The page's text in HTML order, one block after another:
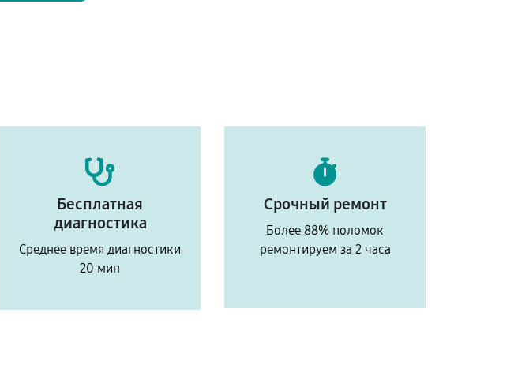
Бесплатная
диагностика
Среднее время диагностики
20 мин
Срочный ремонт
Более 88% поломок
ремонтируем за 2 часа